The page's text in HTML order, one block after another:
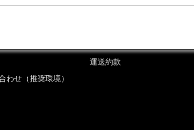
わせ（推奨環境）
運送約款